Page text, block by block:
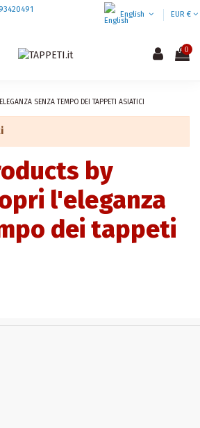
English EUR €
0
SENZA TEMPO DEI TAPPETI ASIATICI
by
l'eleganza
dei tappeti